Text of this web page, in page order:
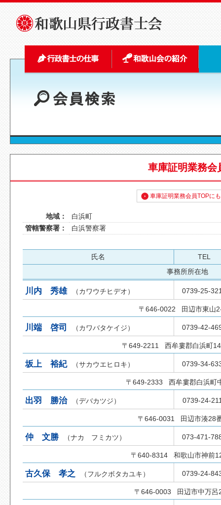
車庫証明業務会
車庫証明業務会員TOPに
地域：
白浜町
管轄警察署：
白浜警察署
氏名
TEL
事務所所在地
川内 秀雄 （カワウチヒデオ） 0739-25-
〒646-0022 田辺市東山
川端 啓司 （カワバタケイジ） 0739-42-
〒649-2211 西牟婁郡白浜町
坂上 裕紀 （サカウエヒロキ） 0739-34-
〒649-2333 西牟婁郡白浜町
出羽 勝治 （デバカツジ） 0739-24-
〒646-0031 田辺市湊28
仲 文勝 （ナカ フミカツ） 073-471-
〒640-8314 和歌山市神前
古久保 孝之 （フルクボタカユキ） 0739-24-
〒646-0003 田辺市中万呂